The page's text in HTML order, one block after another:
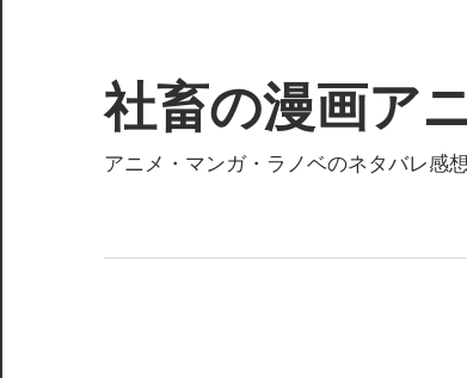
テ
ン
ツ
キ
社畜の漫画ア
アニメ・マンガ・ラノベのネタバレ感